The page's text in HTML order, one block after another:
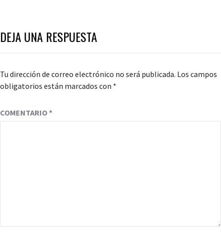
DEJA UNA RESPUESTA
Tu dirección de correo electrónico no será publicada. Los campos
obligatorios están marcados con *
COMENTARIO*